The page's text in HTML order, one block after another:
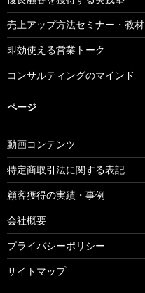
売上アップ方法セミナー・教材
即効使える営業トーク
コンサルティングのマインド
ページ
動画コンテンツ
特定商取引法に関する表記
顧客獲得の実績・事例
会社概要
プライバシーポリシー
サイトマップ